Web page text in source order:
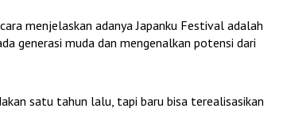
menjelaskan adanya Japanku Festival adalah
generasi muda dan mengenalkan potensi dari
satu tahun lalu, tapi baru bisa terealisasikan